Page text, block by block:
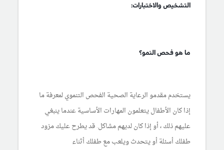
التشخيص والاختبارات:
ما هو فحص النمو؟
يستخدم مقدمو الرعاية الصحية الفحص التنموي لمعرفة ما
إذا كان الأطفال يتعلمون المهارات الأساسية عندما ينبغي
عليهم ذلك ، أو إذا كان لديهم مشاكل. قد يطرح عليك مزود
طفلك أسئلة أو يتحدث ويلعب مع طفلك أثناء